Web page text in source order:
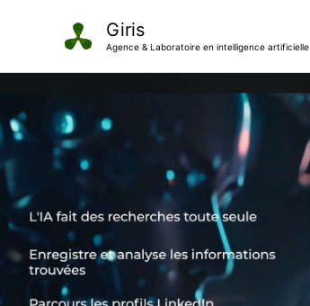
Giris
Agence & Laboratoire en intelligence artificielle